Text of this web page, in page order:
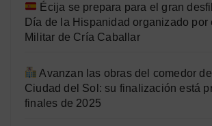
Écija se prepara para el gran
Día de la Hispanidad organizado por
Militar de Cría Caballar
Avanzan las obras del comedor
Ciudad del Sol: su finalización está
finales de 2025